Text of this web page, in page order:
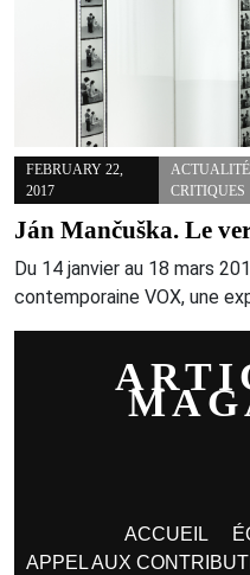
FEBRUARY 22,
2017
CRITIQUES
Ján Mančuška. Le
Du 14 janvier au 18 mars
contemporaine VOX, une
ACCUEIL
APPEL AUX